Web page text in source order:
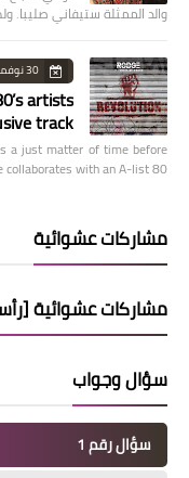
والد الممثلة ستيفاني صليبا.
30 نوفمبر 2018
artists
track!
a just matter of time before
collaborates with an A-list 80’…
مشاركات عشوائية
مشاركات عشوائية
سؤال وجواب
سؤال رقم 1